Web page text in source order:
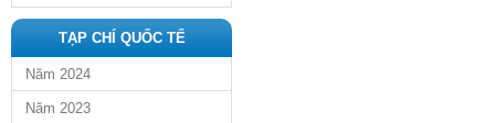
TẠP CHÍ QUỐC TẾ
Năm 2024
Năm 2023